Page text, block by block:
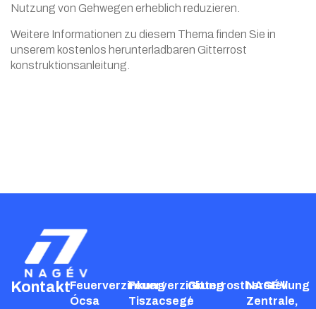
Nutzung von Gehwegen erheblich reduzieren.
Weitere Informationen zu diesem Thema finden Sie in
unserem kostenlos herunterladbaren Gitterrost
konstruktionsanleitung.
KontaktFeuerverzinkung
Ócsa
Feuerverzinkung
Tiszacsege
Gitterrostherstellung
/
NAGÉV
Zentrale,